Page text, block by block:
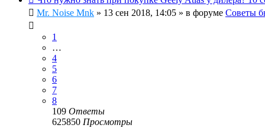
Mr. Noise Mnk » 13 сен 2018, 14:05 » в форуме Советы
1
…
4
5
6
7
8
109 Ответы
625850 Просмотры